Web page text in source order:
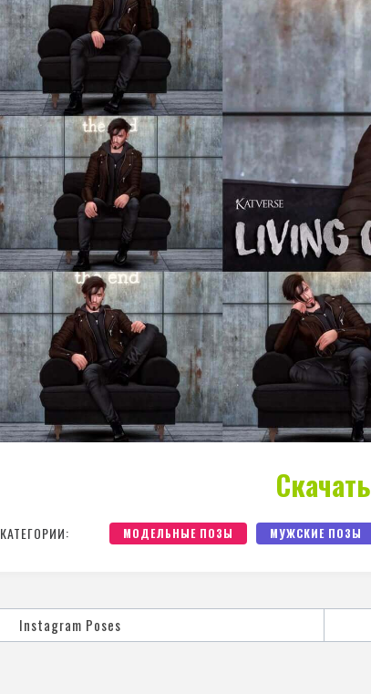
Скачать
КАТЕГОРИИ: МОДЕЛЬНЫЕ ПОЗЫ МУЖСКИЕ ПОЗЫ
Instagram Poses